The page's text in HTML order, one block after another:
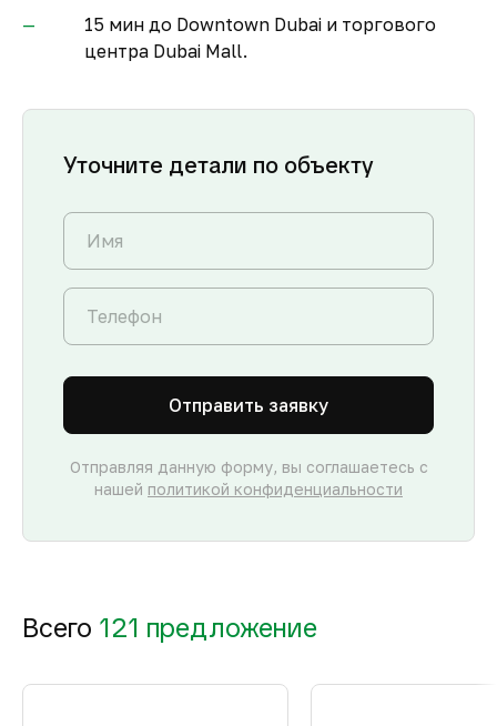
15 мин до Downtown Dubai и торгового
центра Dubai Mall.
Уточните детали по объекту
Отправить заявку
Отправляя данную форму, вы соглашаетесь с
нашей политикой конфиденциальности
Всего 121 предложение